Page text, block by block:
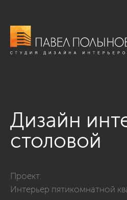
Дизайн
столовой
Проект:
Интерьер пятикомнатной